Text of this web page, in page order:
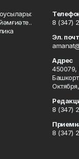
8 (347)
Эл.
Адрес
450079,
8 (347)
8 (347)